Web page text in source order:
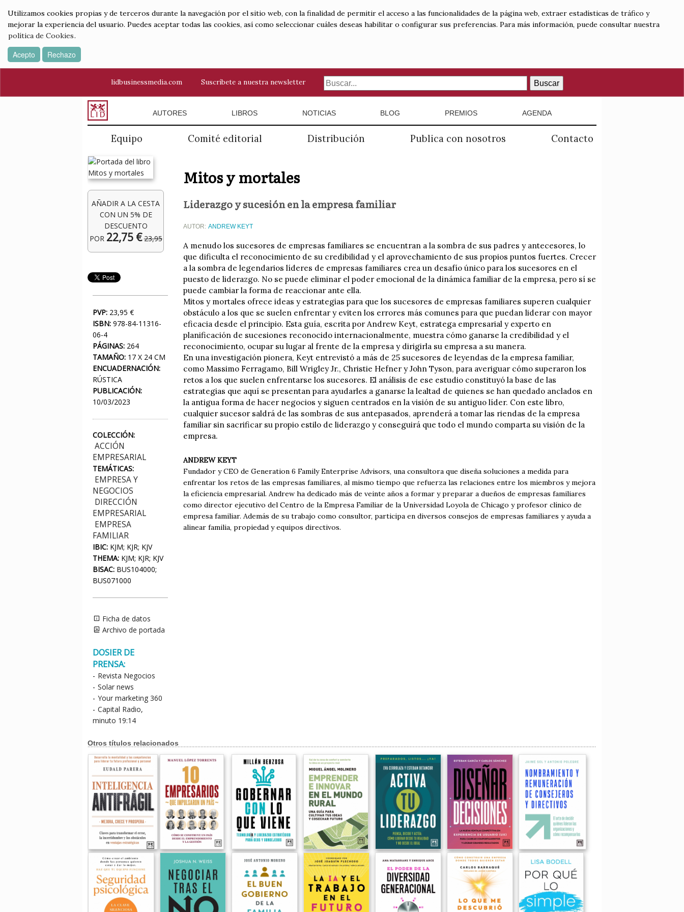
Utilizamos cookies propias y de terceros durante la navegación por el sitio web, con la finalidad de permitir el acceso a las funcionalidades de la página web, extraer estadísticas de tráfico y
mejorar la experiencia del usuario. Puedes aceptar todas las cookies, así como seleccionar cuáles deseas habilitar o configurar sus preferencias. Para más información, puede consultar nuestra
política de Cookies.
Acepto Rechazo
lidbusinessmedia.com Suscríbete a nuestra newsletter Buscar
AUTORES LIBROS NOTICIAS BLOG PREMIOS AGENDA
Equipo Comité editorial Distribución Publica con nosotros Contacto
AÑADIR A LA CESTA
CON UN 5% DE
DESCUENTO
POR 22,75 € 23,95
PVP: 23,95 €
ISBN: 978-84-11316-
06-4
PÁGINAS: 264
TAMAÑO: 17 X 24 CM
ENCUADERNACIÓN:
RÚSTICA
PUBLICACIÓN:
10/03/2023
COLECCIÓN:
ACCIÓN
EMPRESARIAL
TEMÁTICAS:
EMPRESA Y
NEGOCIOS
DIRECCIÓN
EMPRESARIAL
EMPRESA
FAMILIAR
IBIC: KJM; KJR; KJV
THEMA: KJM; KJR; KJV
BISAC: BUS104000;
BUS071000
Ficha de datos
Archivo de portada
DOSIER DE
PRENSA:
- Revista Negocios
- Solar news
- Your marketing 360
- Capital Radio,
minuto 19:14
Mitos y mortales
Liderazgo y sucesión en la empresa familiar
AUTOR: ANDREW KEYT
A menudo los sucesores de empresas familiares se encuentran a la sombra de sus padres y antecesores, lo
que dificulta el reconocimiento de su credibilidad y el aprovechamiento de sus propios puntos fuertes. Crecer
a la sombra de legendarios líderes de empresas familiares crea un desafío único para los sucesores en el
puesto de liderazgo. No se puede eliminar el poder emocional de la dinámica familiar de la empresa, pero sí se
puede cambiar la forma de reaccionar ante ella.
Mitos y mortales ofrece ideas y estrategias para que los sucesores de empresas familiares superen cualquier
obstáculo a los que se suelen enfrentar y eviten los errores más comunes para que puedan liderar con mayor
eficacia desde el principio. Esta guía, escrita por Andrew Keyt, estratega empresarial y experto en
planificación de sucesiones reconocido internacionalmente, muestra cómo ganarse la credibilidad y el
reconocimiento, ocupar su lugar al frente de la empresa y dirigirla su empresa a su manera.
En una investigación pionera, Keyt entrevistó a más de 25 sucesores de leyendas de la empresa familiar,
como Massimo Ferragamo, Bill Wrigley Jr., Christie Hefner y John Tyson, para averiguar cómo superaron los
retos a los que suelen enfrentarse los sucesores. El análisis de ese estudio constituyó la base de las
estrategias que aquí se presentan para ayudarles a ganarse la lealtad de quienes se han quedado anclados en
la antigua forma de hacer negocios y siguen centrados en la visión de su antiguo líder. Con este libro,
cualquier sucesor saldrá de las sombras de sus antepasados, aprenderá a tomar las riendas de la empresa
familiar sin sacrificar su propio estilo de liderazgo y conseguirá que todo el mundo comparta su visión de la
empresa.
ANDREW KEYT
Fundador y CEO de Generation 6 Family Enter­prise Advisors, una consultora que diseña soluciones a medida para
enfrentar los retos de las empresas familiares, al mismo tiempo que refuerza las relaciones entre los miembros y mejora
la eficiencia empresarial. Andrew ha dedicado más de veinte años a formar y preparar a dueños de empresas familiares
como director ejecutivo del Centro de la Empresa Familiar de la Universidad Loyola de Chicago y profesor clínico de
empresa familiar. Además de su trabajo como consultor, participa en diversos consejos de empresas familiares y ayuda a
alinear familia, propiedad y equipos directivos.
Otros títulos relacionados